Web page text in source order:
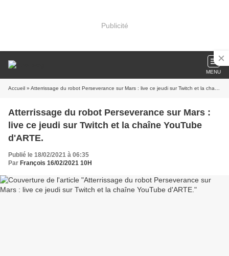
Publicité
MENU
Accueil » Atterrissage du robot Perseverance sur Mars : live ce jeudi sur Twitch et la chaîne YouTube d'ARTE.
Atterrissage du robot Perseverance sur Mars :
live ce jeudi sur Twitch et la chaîne YouTube
d'ARTE.
Publié le 18/02/2021 à 06:35
Par François 16/02/2021 10H